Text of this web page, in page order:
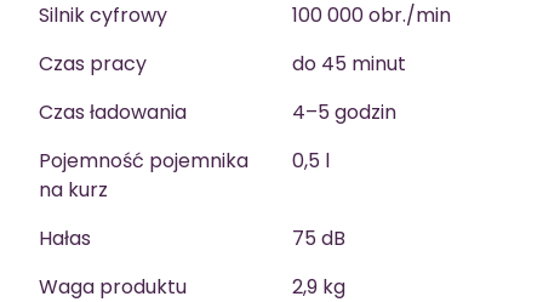
Silnik cyfrowy
100 000 obr./min
Czas pracy
do 45 minut
Czas ładowania
4–5 godzin
Pojemność pojemnika
na kurz
0,5 l
Hałas
75 dB
Waga produktu
2,9 kg